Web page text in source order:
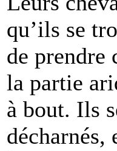
qu’ils se
de prendre
la partie
à bout. Ils
décharnés,